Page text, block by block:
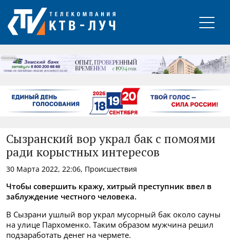
РЕКЛАМА
Сызранский вор украл бак с помоями
ради корыстных интересов
30 Марта 2022, 22:06, Происшествия
Чтобы совершить кражу, хитрый преступник ввел в
заблуждение честного человека.
В Сызрани ушлый вор украл мусорный бак около сауны
на улице Пархоменко. Таким образом мужчина решил
подзаработать денег на чермете.